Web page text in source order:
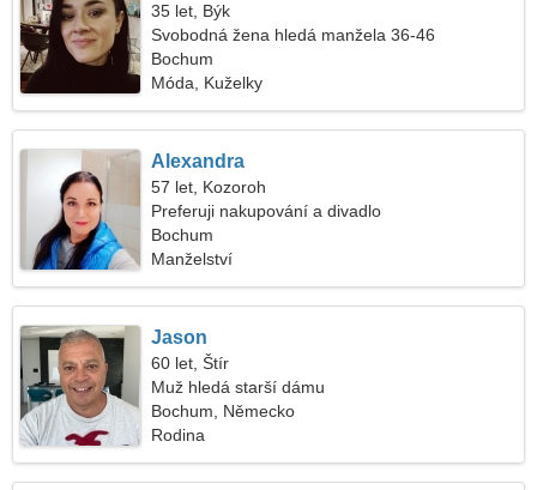
35 let, Býk
Svobodná žena hledá manžela 36-46
Bochum
Móda, Kuželky
Alexandra
57 let, Kozoroh
Preferuji nakupování a divadlo
Bochum
Manželství
Jason
60 let, Štír
Muž hledá starší dámu
Bochum, Německo
Rodina